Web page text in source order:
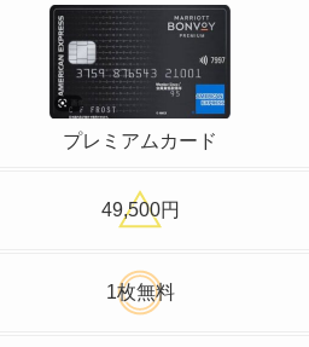
プレミアムカード
49,500円
1枚無料